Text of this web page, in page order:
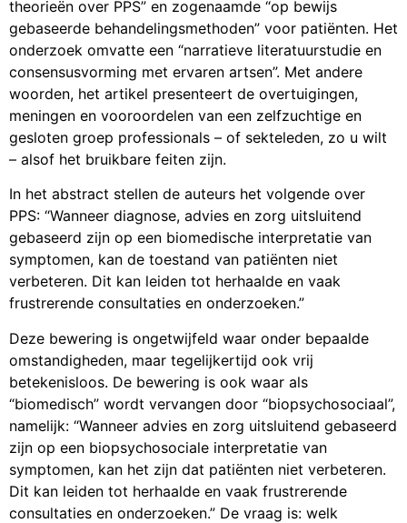
theorieën over PPS” en zogenaamde “op bewijs
gebaseerde behandelingsmethoden” voor patiënten. Het
onderzoek omvatte een “narratieve literatuurstudie en
consensusvorming met ervaren artsen”. Met andere
woorden, het artikel presenteert de overtuigingen,
meningen en vooroordelen van een zelfzuchtige en
gesloten groep professionals – of sekteleden, zo u wilt
– alsof het bruikbare feiten zijn.
In het abstract stellen de auteurs het volgende over
PPS: “Wanneer diagnose, advies en zorg uitsluitend
gebaseerd zijn op een biomedische interpretatie van
symptomen, kan de toestand van patiënten niet
verbeteren. Dit kan leiden tot herhaalde en vaak
frustrerende consultaties en onderzoeken.”
Deze bewering is ongetwijfeld waar onder bepaalde
omstandigheden, maar tegelijkertijd ook vrij
betekenisloos. De bewering is ook waar als
“biomedisch” wordt vervangen door “biopsychosociaal”,
namelijk: “Wanneer advies en zorg uitsluitend gebaseerd
zijn op een biopsychosociale interpretatie van
symptomen, kan het zijn dat patiënten niet verbeteren.
Dit kan leiden tot herhaalde en vaak frustrerende
consultaties en onderzoeken.” De vraag is: welk